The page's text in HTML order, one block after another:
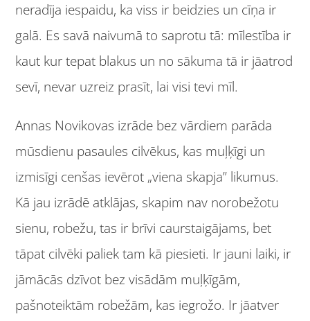
neradīja iespaidu, ka viss ir beidzies un cīņa ir
galā. Es savā naivumā to saprotu tā: mīlestība ir
kaut kur tepat blakus un no sākuma tā ir jāatrod
sevī, nevar uzreiz prasīt, lai visi tevi mīl.
Annas Novikovas izrāde bez vārdiem parāda
mūsdienu pasaules cilvēkus, kas muļķīgi un
izmisīgi cenšas ievērot „viena skapja” likumus.
Kā jau izrādē atklājas, skapim nav norobežotu
sienu, robežu, tas ir brīvi caurstaigājams, bet
tāpat cilvēki paliek tam kā piesieti. Ir jauni laiki, ir
jāmācās dzīvot bez visādām muļķīgām,
pašnoteiktām robežām, kas iegrožo. Ir jāatver